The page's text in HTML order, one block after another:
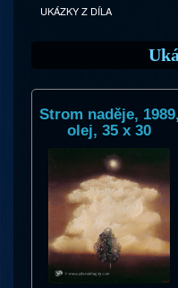
Galerie
Doprovodný prodej
Kontakty
UKÁZKY Z DÍLA
Strom naděje, 1989,
olej, 35 x 30